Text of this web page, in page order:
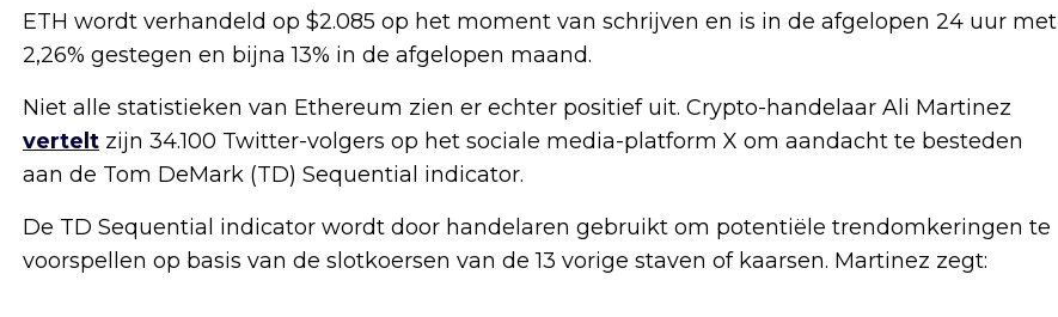
ETH wordt verhandeld op $2.085 op het moment van schrijven en is in de afgelopen 24 uur met
2,26% gestegen en bijna 13% in de afgelopen maand.
Niet alle statistieken van Ethereum zien er echter positief uit. Crypto-handelaar Ali Martinez
vertelt zijn 34.100 Twitter-volgers op het sociale media-platform X om aandacht te besteden
aan de Tom DeMark (TD) Sequential indicator.
De TD Sequential indicator wordt door handelaren gebruikt om potentiële trendomkeringen te
voorspellen op basis van de slotkoersen van de 13 vorige staven of kaarsen. Martinez zegt: